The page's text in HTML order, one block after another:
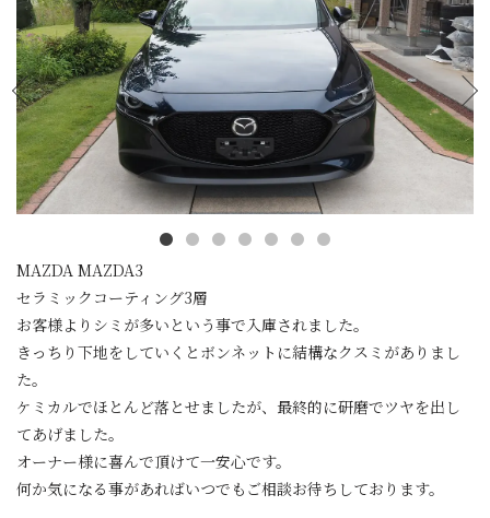
MAZDA MAZDA3
セラミックコーティング3層
お客様よりシミが多いという事で入庫されました。
きっちり下地をしていくとボンネットに結構なクスミがありまし
た。
ケミカルでほとんど落とせましたが、最終的に研磨でツヤを出し
てあげました。
オーナー様に喜んで頂けて一安心です。
何か気になる事があればいつでもご相談お待ちしております。